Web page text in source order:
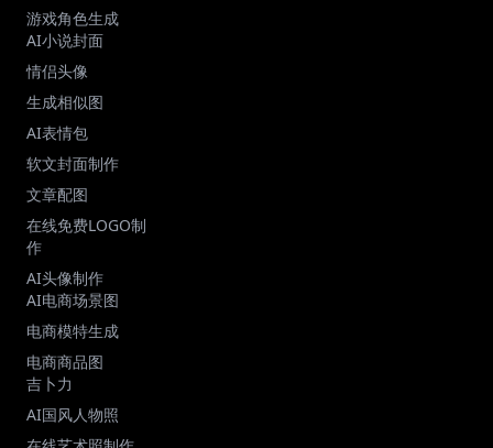
游戏角色生成
AI小说封面
情侣头像
生成相似图
AI表情包
软文封面制作
文章配图
在线免费LOGO制
作
AI头像制作
AI电商场景图
电商模特生成
电商商品图
吉卜力
AI国风人物照